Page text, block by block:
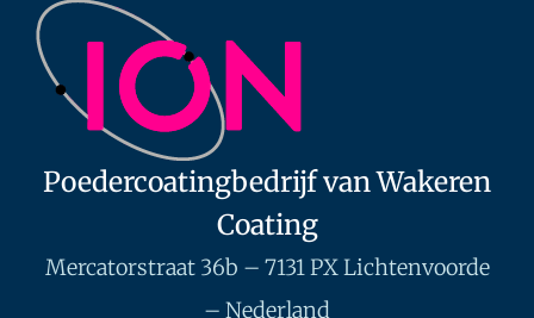
Poedercoatingbedrijf van Wakeren
Coating
Mercatorstraat 36b – 7131 PX Lichtenvoorde
– Nederland